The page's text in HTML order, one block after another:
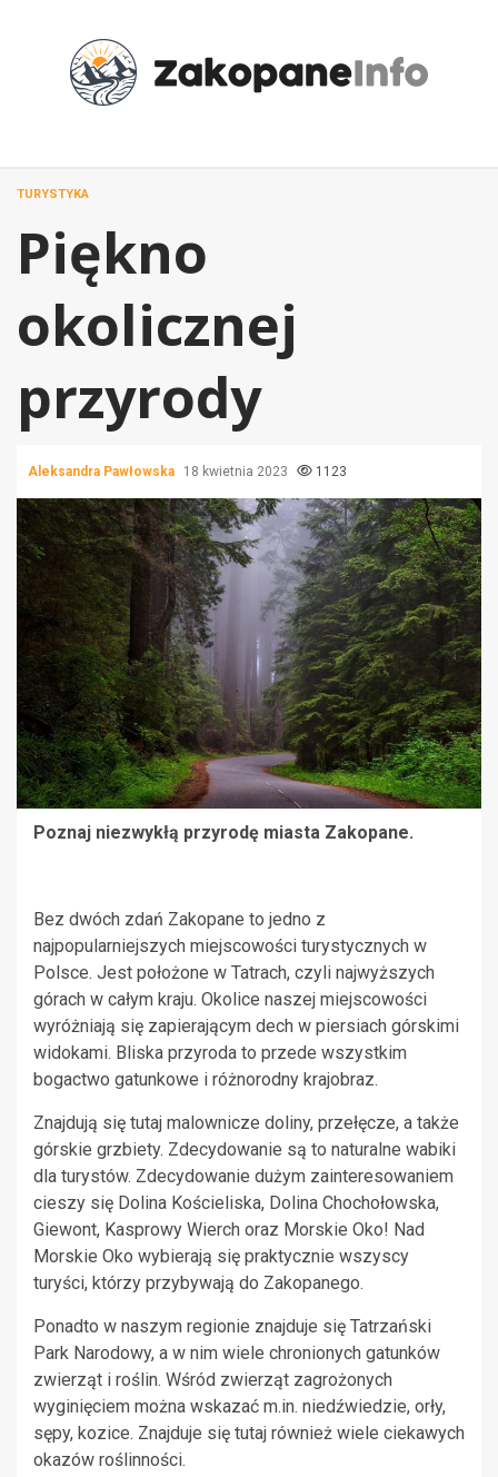
TURYSTYKA
Piękno
okolicznej
przyrody
Aleksandra Pawłowska 18 kwietnia 2023 1123
Poznaj niezwykłą przyrodę miasta Zakopane.
Bez dwóch zdań Zakopane to jedno z
najpopularniejszych miejscowości turystycznych w
Polsce. Jest położone w Tatrach, czyli najwyższych
górach w całym kraju. Okolice naszej miejscowości
wyróżniają się zapierającym dech w piersiach górskimi
widokami. Bliska przyroda to przede wszystkim
bogactwo gatunkowe i różnorodny krajobraz.
Znajdują się tutaj malownicze doliny, przełęcze, a także
górskie grzbiety. Zdecydowanie są to naturalne wabiki
dla turystów. Zdecydowanie dużym zainteresowaniem
cieszy się Dolina Kościeliska, Dolina Chochołowska,
Giewont, Kasprowy Wierch oraz Morskie Oko! Nad
Morskie Oko wybierają się praktycznie wszyscy
turyści, którzy przybywają do Zakopanego.
Ponadto w naszym regionie znajduje się Tatrzański
Park Narodowy, a w nim wiele chronionych gatunków
zwierząt i roślin. Wśród zwierząt zagrożonych
wyginięciem można wskazać m.in. niedźwiedzie, orły,
sępy, kozice. Znajduje się tutaj również wiele ciekawych
okazów roślinności.